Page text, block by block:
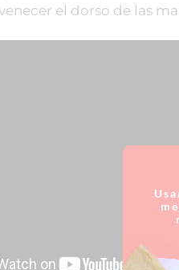
el dorso de las